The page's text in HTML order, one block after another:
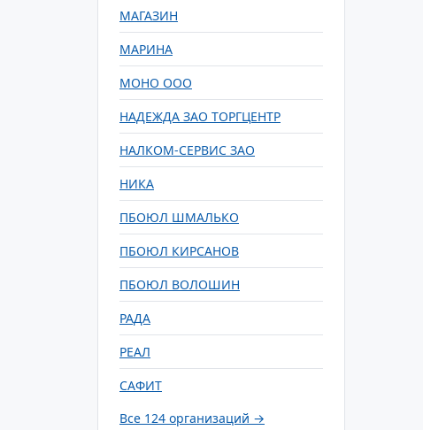
МАГАЗИН
МАРИНА
МОНО ООО
НАДЕЖДА ЗАО ТОРГЦЕНТР
НАЛКОМ-СЕРВИС ЗАО
НИКА
ПБОЮЛ ШМАЛЬКО
ПБОЮЛ КИРСАНОВ
ПБОЮЛ ВОЛОШИН
РАДА
РЕАЛ
САФИТ
Все 124 организаций →